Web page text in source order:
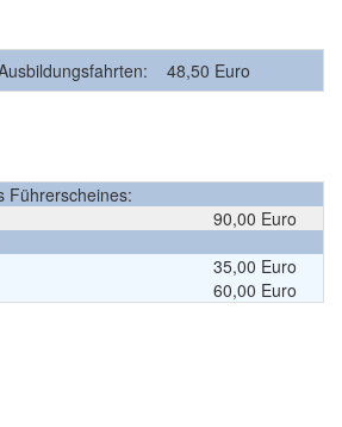
48,50 Euro
Führerscheines:
90,00 Euro
35,00 Euro
60,00 Euro